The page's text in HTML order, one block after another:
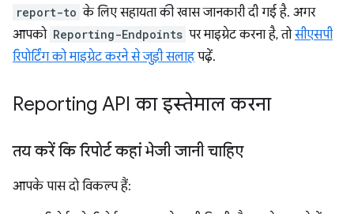
report-to के लिए सहायता की खास जानकारी दी गई है. अगर
आपको Reporting-Endpoints पर माइग्रेट करना है, तोसीएसपी
रिपोर्टिंग को माइग्रेट करने से जुड़ी सलाह पढ़ें.
Reporting API का इस्तेमाल करना
तय करें कि रिपोर्ट कहां भेजी जानी चाहिए
आपके पास दो विकल्प हैं: